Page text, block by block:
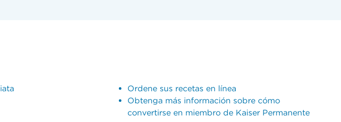
Ordene sus recetas en línea
Obtenga más información sobre cómo
convertirse en miembro de Kaiser Permanente